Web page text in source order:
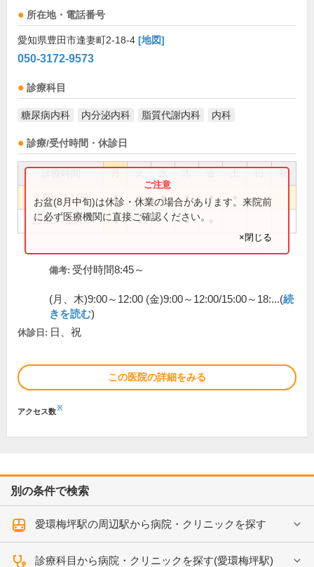
所在地・電話番号
愛知県豊田市逢妻町2-18-4 [地図]
050-3172-9573
診療科目
糖尿病内科 内分泌内科 脂質代謝内科 内科
診療/受付時間・休診日
祝
9:00～12:00 ● ● ● ● ●
15:00～18:00 ● ● ●
お盆(8月中旬)は休診・休業の場合があります。来院前
に必ず医療機関に直接ご確認ください。
×閉じる
備考: 受付時間8:45～
(月、木)9:00～12:00 (金)9:00～12:00/15:00～18:...(続
きを読む)
休診日: 日、祝
この医院の詳細をみる
アクセス数※
別の条件で検索
愛環梅坪駅の周辺駅から病院・クリニックを探す
診療科目から病院・クリニックを探す(愛環梅坪駅)